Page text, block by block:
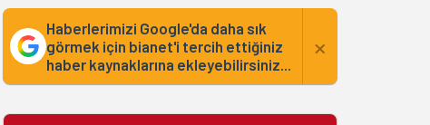
Haberlerimizi Google'da daha sık
görmek için bianet'i tercih ettiğiniz
haber kaynaklarına ekleyebilirsiniz...
×